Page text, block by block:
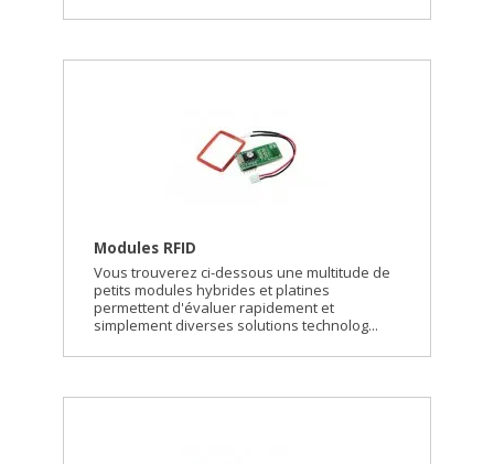
Modules RFID
Vous trouverez ci-dessous une multitude de
petits modules hybrides et platines
permettent d'évaluer rapidement et
simplement diverses solutions technolog...